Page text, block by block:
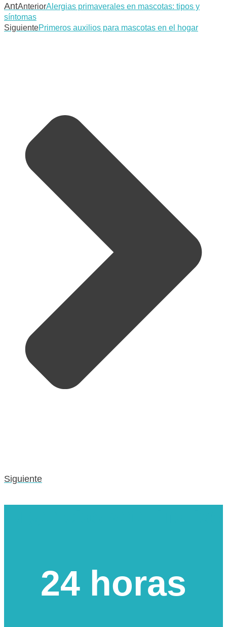
AntAnteriorAlergias primaverales en mascotas: tipos y
síntomas
SiguientePrimeros auxilios para mascotas en el hogar
Siguiente
24 horas